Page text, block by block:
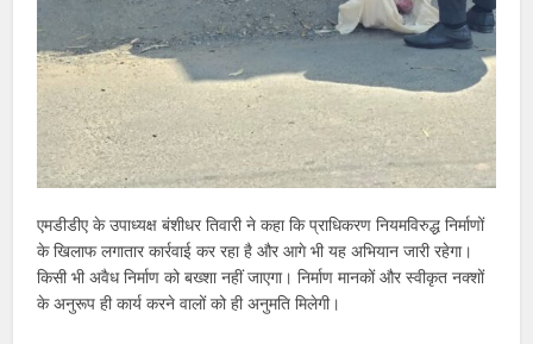
एमडीडीए के उपाध्यक्ष बंशीधर तिवारी ने कहा कि प्राधिकरण नियमविरुद्ध निर्माणों
के खिलाफ लगातार कार्रवाई कर रहा है और आगे भी यह अभियान जारी रहेगा।
किसी भी अवैध निर्माण को बख्शा नहीं जाएगा। निर्माण मानकों और स्वीकृत नक्शों
के अनुरूप ही कार्य करने वालों को ही अनुमति मिलेगी।